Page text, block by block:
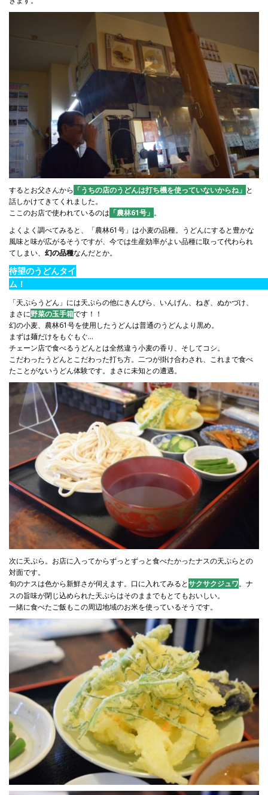
するとお父さんから 「うちの店のうどんは打ち機を使っていないからね」 と
話しかけてきてくれました。
ここのお店で使われているのは 「農林61号」 。
よくよく調べてみると、「農林61号」は小麦の品種。うどんにすると豊かな
風味と味が広がるそうですが、今では生産効率がよい品種に取って代わられ
てしまい、 幻の品種なんだとか。
待望のうどんタイ
ム
「天ぷらうどん」には天ぷらの他にきんぴら、いんげん、ねぎ、ぬかづけ、
まさに野菜の玉手箱です！！
幻の小麦、農林61号を使用したうどんは普通のうどんより黒め。
まずは麺だけをもぐもぐ…
チェーン店で食べるうどんとは全然違う小麦の香り、そしてコシ。
こだわったうどんとこだわった打ち方。二つが掛け合わされ、これまで食べ
たことがないうどん体験です。まさに未知との遭遇。
次に天ぷら。お店に入ってからずっとずっと食べたかったナスの天ぷらとの
対面です。
旬のナスは色から新鮮さが伺えます。口に入れてみるとサクサクジュワ。ナ
スの旨味が閉じ込められた天ぷらはそのままでもとてもおいしい。
一緒に食べたご飯もこの周辺地域のお米を使っているそうです。